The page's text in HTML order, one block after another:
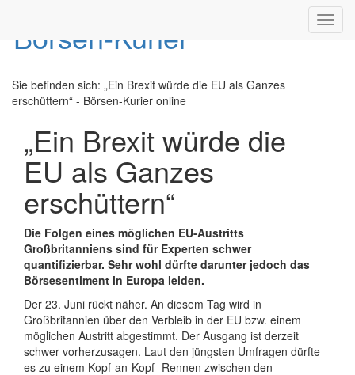
Sie befinden sich: „Ein Brexit würde die EU als Ganzes
erschüttern“ - Börsen-Kurier online
„Ein Brexit würde die
EU als Ganzes
erschüttern“
Die Folgen eines möglichen EU-Austritts
Großbritanniens sind für Experten schwer
quantifizierbar. Sehr wohl dürfte darunter jedoch das
Börsesentiment in Europa leiden.
Der 23. Juni rückt näher. An diesem Tag wird in
Großbritannien über den Verbleib in der EU bzw. einem
möglichen Austritt abgestimmt. Der Ausgang ist derzeit
schwer vorherzusagen. Laut den jüngsten Umfragen dürfte
es zu einem Kopf-an-Kopf- Rennen zwischen den